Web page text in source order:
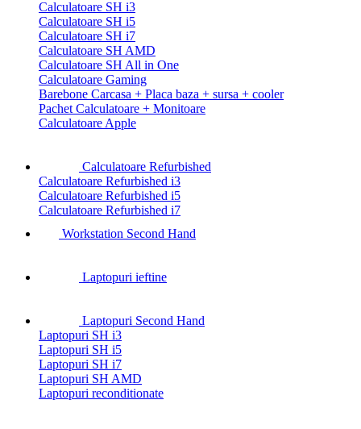
Calculatoare SH i3
Calculatoare SH i5
Calculatoare SH i7
Calculatoare SH AMD
Calculatoare SH All in One
Calculatoare Gaming
Barebone Carcasa + Placa baza + sursa + cooler
Pachet Calculatoare + Monitoare
Calculatoare Apple
Calculatoare Refurbished
Calculatoare Refurbished i3
Calculatoare Refurbished i5
Calculatoare Refurbished i7
Workstation Second Hand
Laptopuri ieftine
Laptopuri Second Hand
Laptopuri SH i3
Laptopuri SH i5
Laptopuri SH i7
Laptopuri SH AMD
Laptopuri reconditionate